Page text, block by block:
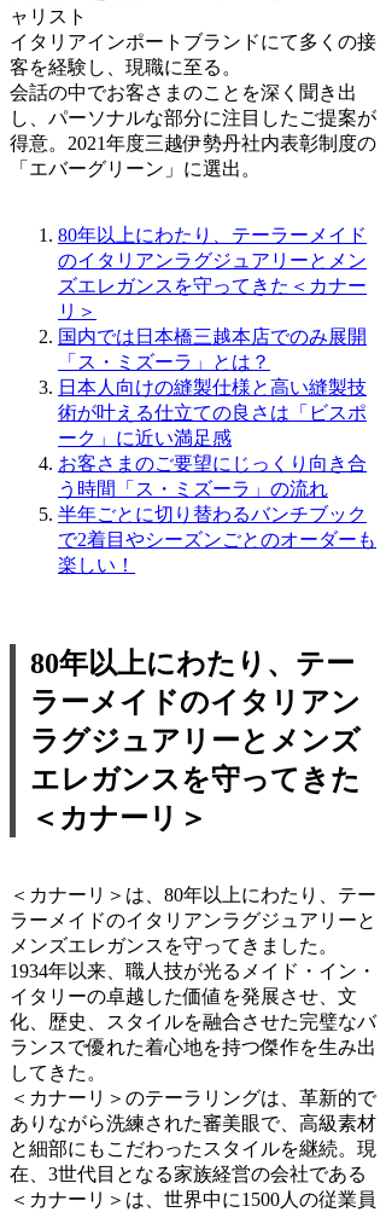
ャリスト
イタリアインポートブランドにて多くの接
客を経験し、現職に至る。
会話の中でお客さまのことを深く聞き出
し、パーソナルな部分に注目したご提案が
得意。2021年度三越伊勢丹社内表彰制度の
「エバーグリーン」に選出。
80年以上にわたり、テーラーメイド
のイタリアンラグジュアリーとメン
ズエレガンスを守ってきた＜カナー
リ＞
国内では日本橋三越本店でのみ展開
「ス・ミズーラ」とは？
日本人向けの縫製仕様と高い縫製技
術が叶える仕立ての良さは「ビスポ
ーク」に近い満足感
お客さまのご要望にじっくり向き合
う時間「ス・ミズーラ」の流れ
半年ごとに切り替わるバンチブック
で2着目やシーズンごとのオーダーも
楽しい！
80年以上にわたり、テー
ラーメイドのイタリアン
ラグジュアリーとメンズ
エレガンスを守ってきた
＜カナーリ＞
＜カナーリ＞は、80年以上にわたり、テー
ラーメイドのイタリアンラグジュアリーと
メンズエレガンスを守ってきました。
1934年以来、職人技が光るメイド・イン・
イタリーの卓越した価値を発展させ、文
化、歴史、スタイルを融合させた完璧なバ
ランスで優れた着心地を持つ傑作を生み出
してきた。
＜カナーリ＞のテーラリングは、革新的で
ありながら洗練された審美眼で、高級素材
と細部にもこだわったスタイルを継続。現
在、3世代目となる家族経営の会社である
＜カナーリ＞は、世界中に1500人の従業員